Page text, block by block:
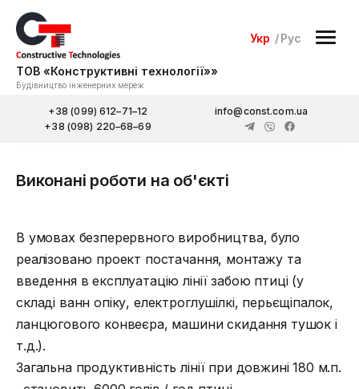
+38 (099) 612–71–12
+38 (098) 220–68–69
info@const.com.ua
Укр Рус
ТОВ «Конструктивні технології»»
Будівництво інженерних мереж
Виконані роботи на об'єкті
В умовах безперервного виробництва, було
реалізовано проект постачання, монтажу та
введення в експлуатацію лінії забою птиці (у
складі ванн опіку, електроглушілкі, перьєщіпалок,
ланцюгового конвеєра, машини скидання тушок і
т.д.).
Загальна продуктивність лінії при довжині 180 м.п.